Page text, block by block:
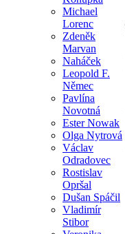
Michael
Lorenc
Zdeněk
Marvan
Naháček
Leopold F.
Němec
Pavlína
Novotná
Ester Nowak
Olga Nytrová
Václav
Odradovec
Rostislav
Opršal
Dušan Spáčil
Vladimír
Stibor